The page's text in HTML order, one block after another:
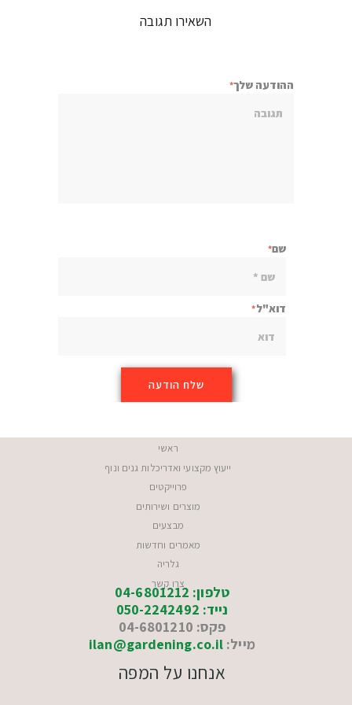
השאירו תגובה
ההודעה שלך
שם
דוא"ל
ראשי
ייעוץ מקצועי ואדריכלות גנים ונוף
פרוייקטים
מוצרים ושירותים
מבצעים
מאמרים וחדשות
גלריה
צרו קשר
טלפון: 04-6801212
נייד: 050-2242492
פקס: 04-6801210
מייל: ilan@gardening.co.il
אנחנו על המפה